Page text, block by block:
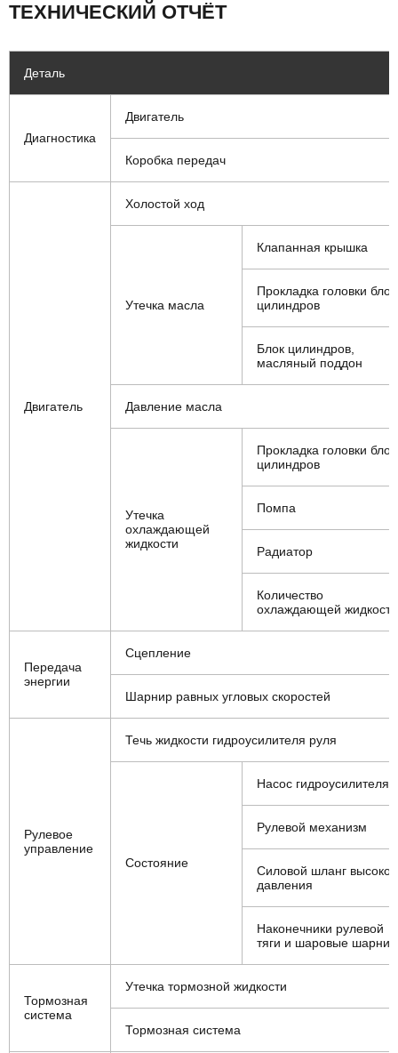
ТЕХНИЧЕСКИЙ ОТЧЁТ
Деталь
Диагностика
Двигатель
Коробка передач
Двигатель
Холостой ход
Утечка масла
Клапанная крышка
Прокладка головки
цилиндров
Блок цилиндров,
масляный поддон
Давление масла
Утечка
охлаждающей
жидкости
Прокладка головки
цилиндров
Помпа
Радиатор
Количество
охлаждающей жидкости
Передача
энергии
Сцепление
Шарнир равных угловых скоростей
Рулевое
управление
Течь жидкости гидроусилителя руля
Состояние
Насос гидроусилителя
Рулевой механизм
Силовой шланг
давления
Наконечники рулевой
тяги и шаровые
Тормозная
система
Утечка тормозной жидкости
Тормозная система